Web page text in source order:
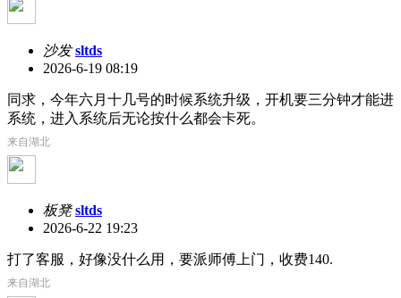
沙发 sltds
2026-6-19 08:19
同求，今年六月十几号的时候系统升级，开机要三分钟才能进
系统，进入系统后无论按什么都会卡死。
来自湖北
板凳 sltds
2026-6-22 19:23
打了客服，好像没什么用，要派师傅上门，收费140.
来自湖北